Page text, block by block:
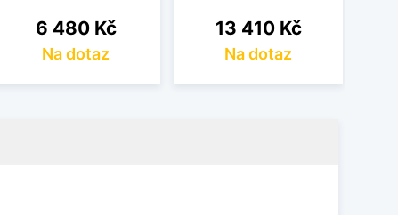
Cena
6 480 Kč
Na dotaz
Cena
13 410 Kč
Na dotaz